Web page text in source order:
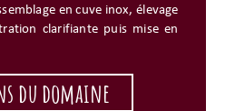
en cuve inox, élevage
clarifiante puis mise en
du domaine